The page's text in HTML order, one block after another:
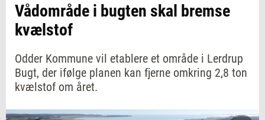
Vådområde i bugten skal bremse
kvælstof
Odder Kommune vil etablere et område i Lerdrup
Bugt, der ifølge planen kan fjerne omkring 2,8 ton
kvælstof om året.